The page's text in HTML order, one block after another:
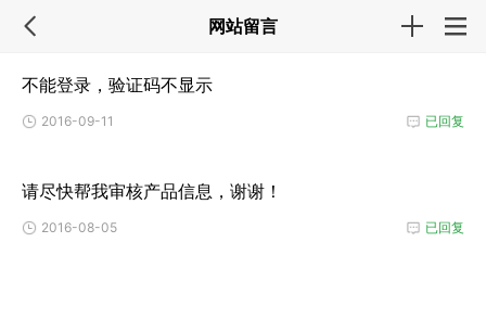
网站留言
不能登录，验证码不显示
2016-09-11 已回复
请尽快帮我审核产品信息，谢谢！
2016-08-05 已回复